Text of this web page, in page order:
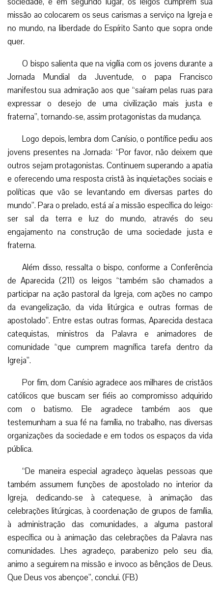
missão ao colocarem os seus carismas a serviço na Igreja e
no mundo, na liberdade do Espírito Santo que sopra onde
quer.
O bispo salienta que na vigília com os jovens durante a
Jornada Mundial da Juventude, o papa Francisco
manifestou sua admiração aos que “saíram pelas ruas para
expressar o desejo de uma civilização mais justa e
fraterna”, tornando-se, assim protagonistas da mudança.
Logo depois, lembra dom Canísio, o pontífice pediu aos
jovens presentes na Jornada: “Por favor, não deixem que
outros sejam protagonistas. Continuem superando a apatia
e oferecendo uma resposta cristã às inquietações sociais e
políticas que vão se levantando em diversas partes do
mundo”. Para o prelado, está aí a missão específica do leigo:
ser sal da terra e luz do mundo, através do seu
engajamento na construção de uma sociedade justa e
fraterna.
Além disso, ressalta o bispo, conforme a Conferência
de Aparecida (211) os leigos “também são chamados a
participar na ação pastoral da Igreja, com ações no campo
da evangelização, da vida litúrgica e outras formas de
apostolado”. Entre estas outras formas, Aparecida destaca
catequistas, ministros da Palavra e animadores de
comunidade “que cumprem magnífica tarefa dentro da
Igreja”.
Por fim, dom Canísio agradece aos milhares de cristãos
católicos que buscam ser fiéis ao compromisso adquirido
com o batismo. Ele agradece também aos que
testemunham a sua fé na família, no trabalho, nas diversas
organizações da sociedade e em todos os espaços da vida
pública.
“De maneira especial agradeço àquelas pessoas que
também assumem funções de apostolado no interior da
Igreja, dedicando-se à catequese, à animação das
celebrações litúrgicas, à coordenação de grupos de família,
à administração das comunidades, a alguma pastoral
específica ou à animação das celebrações da Palavra nas
comunidades. Lhes agradeço, parabenizo pelo seu dia,
animo a seguirem na missão e invoco as bênçãos de Deus.
Que Deus vos abençoe”, conclui. (FB)